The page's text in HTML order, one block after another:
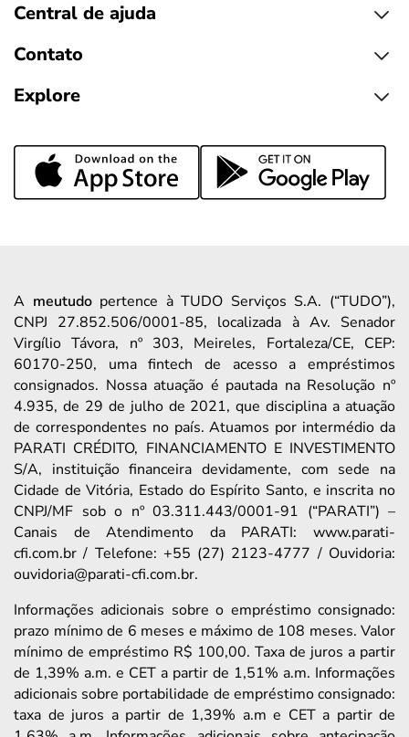
Central de ajuda
Contato
Explore
A meutudopertence à TUDO Serviços S.A. (“TUDO”),
CNPJ 27.852.506/0001-85, localizada à Av. Senador
Virgílio Távora, nº 303, Meireles, Fortaleza/CE, CEP:
60170-250, uma fintech de acesso a empréstimos
consignados. Nossa atuação é pautada na Resolução nº
4.935, de 29 de julho de 2021, que disciplina a atuação
de correspondentes no país. Atuamos por intermédio da
PARATI CRÉDITO, FINANCIAMENTO E INVESTIMENTO
S/A, instituição financeira devidamente, com sede na
Cidade de Vitória, Estado do Espírito Santo, e inscrita no
CNPJ/MF sob o nº 03.311.443/0001-91 (“PARATI”) –
Canais de Atendimento da PARATI: www.parati-
cfi.com.br / Telefone: +55 (27) 2123-4777 / Ouvidoria:
ouvidoria@parati-cfi.com.br.
Informações adicionais sobre o empréstimo consignado:
prazo mínimo de 6 meses e máximo de 108 meses. Valor
mínimo de empréstimo R$ 100,00. Taxa de juros a partir
de 1,39% a.m. e CET a partir de 1,51% a.m. Informações
adicionais sobre portabilidade de empréstimo consignado:
taxa de juros a partir de 1,39% a.m e CET a partir de